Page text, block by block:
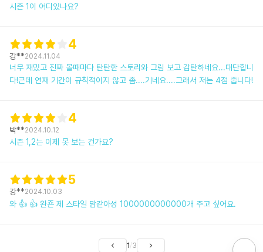
시즌 1이 어디있나요?
4
강**2024.11.04
너무 재밌고 진짜 볼때마다 탄탄한 스토리와 그림 보고 감탄하네요...대단합니
다!근데 연재 기간이 규칙적이지 않고 좀....기네요....그래서 저는 4점 줍니다!
4
박**2024.10.12
시즌 1,2는 이제 못 보는 건가요?
5
강**2024.10.03
와 👍 👍 완죤 제 스타일 맘같아성 1000000000000개 주고 싶어요.
1/3